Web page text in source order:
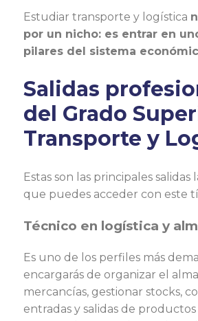
Estudiar transporte y logística
por un nicho: es entrar en
pilares del sistema
Salidas
del Grado
Transporte y
Estas son las principales salidas
que puedes acceder con este
Técnico en logística y
Es uno de los perfiles más
encargarás de organizar el
mercancías, gestionar stocks,
entradas y salidas de